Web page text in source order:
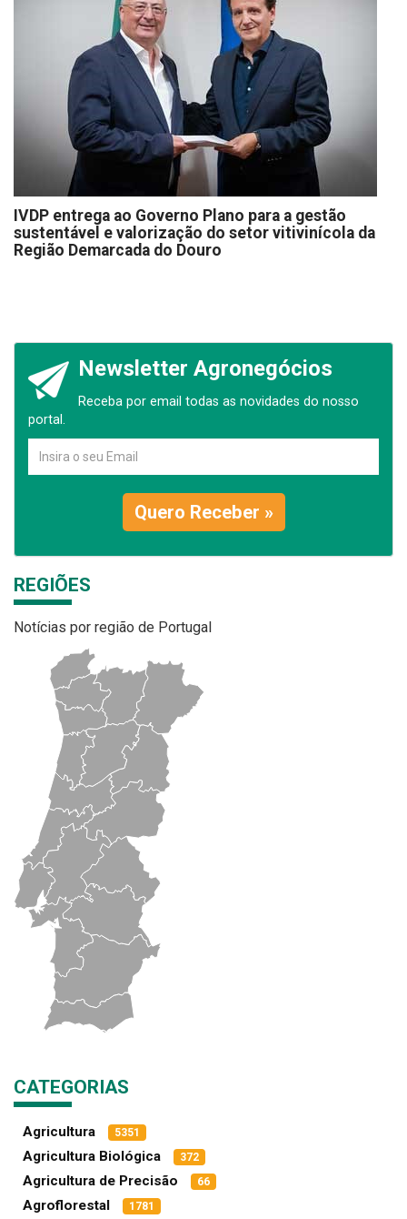
IVDP entrega ao Governo Plano para a gestão
sustentável e valorização do setor vitivinícola da
Região Demarcada do Douro
Newsletter Agronegócios
Receba por email todas as novidades do nosso
portal.
Quero Receber »
REGIÕES
Notícias por região de Portugal
CATEGORIAS
Agricultura 5351
Agricultura Biológica 372
Agricultura de Precisão 66
Agroflorestal 1781